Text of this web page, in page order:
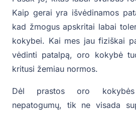
Kaip gerai yra išvėdinamos
kad žmogus apskritai labai
kokybei. Kai mes jau fiziškai
vėdinti patalpą, oro kokybė
kritusi žemiau normos.
Dėl prastos oro
nepatogumų, tik ne visada